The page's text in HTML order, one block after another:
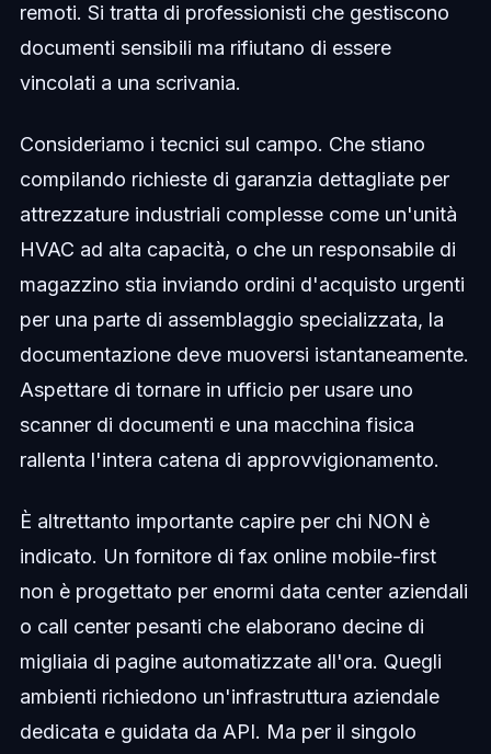
remoti. Si tratta di professionisti che gestiscono
documenti sensibili ma rifiutano di essere
vincolati a una scrivania.
Consideriamo i tecnici sul campo. Che stiano
compilando richieste di garanzia dettagliate per
attrezzature industriali complesse come un'unità
HVAC ad alta capacità, o che un responsabile di
magazzino stia inviando ordini d'acquisto urgenti
per una parte di assemblaggio specializzata, la
documentazione deve muoversi istantaneamente.
Aspettare di tornare in ufficio per usare uno
scanner di documenti e una macchina fisica
rallenta l'intera catena di approvvigionamento.
È altrettanto importante capire per chi NON è
indicato. Un fornitore di fax online mobile-first
non è progettato per enormi data center aziendali
o call center pesanti che elaborano decine di
migliaia di pagine automatizzate all'ora. Quegli
ambienti richiedono un'infrastruttura aziendale
dedicata e guidata da API. Ma per il singolo